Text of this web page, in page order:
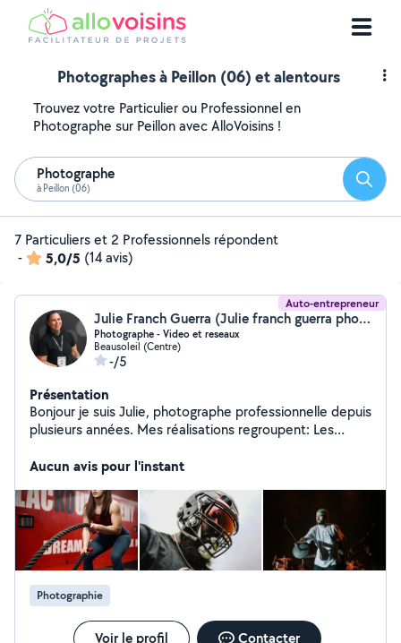
Photographes à Peillon (06) et alentours
Trouvez votre Particulier ou Professionnel en
Photographe sur Peillon avec AlloVoisins !
Photographe
à Peillon (06)
7 Particuliers et 2 Professionnels répondent
-
5,0/5 (14 avis)
Auto-entrepreneur
Julie Franch Guerra (Julie franch guerra photographie)
Photographe - Video et reseaux
Beausoleil (Centre)
-/5
Présentation
Bonjour je suis Julie, photographe professionnelle depuis
plusieurs années. Mes réalisations regroupent: Les
shooting couple, animalier Les demandes
et reportage, corporate, architecture Je réalise
également des affiches/visuels et accompagne les
personnes désirant construire leur image de marque et
développer leur réseau Je reste disponible pour tout
projet
Aucun avis pour l'instant
Photographie
Voir le profil Contacter